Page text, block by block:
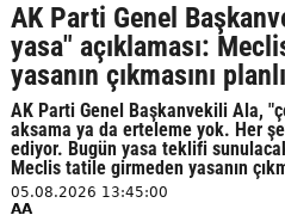
AK Parti Genel
yasa" açıklaması:
yasanın çıkmasını
AK Parti Genel Başkanvekili Ala,
aksama ya da erteleme yok. Her
ediyor. Bugün yasa teklifi
Meclis tatile girmeden yasanın
05.08.2026 13:45:00
AA